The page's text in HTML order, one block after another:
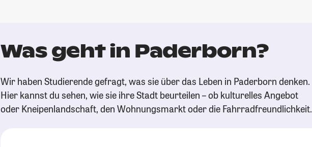
Was geht in Paderborn?
Wir haben Studierende gefragt, was sie über das Leben in Paderborn denken.
Hier kannst du sehen, wie sie ihre Stadt beurteilen – ob kulturelles Angebot
oder Kneipenlandschaft, den Wohnungsmarkt oder die Fahrradfreundlichkeit.